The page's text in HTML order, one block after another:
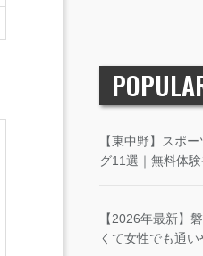
【東中野】スポ
グ11選｜無料体験
【2026年最新】
くて女性でも通い